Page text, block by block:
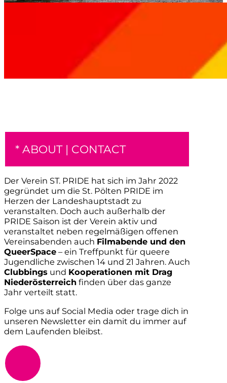
* ABOUT | CONTACT
Der Verein ST. PRIDE hat sich im Jahr 2022
gegründet um die St. Pölten PRIDE im
Herzen der Landeshauptstadt zu
veranstalten. Doch auch außerhalb der
PRIDE Saison ist der Verein aktiv und
veranstaltet neben regelmäßigen offenen
Vereinsabenden auch Filmabende und den
QueerSpace – ein Treffpunkt für queere
Jugendliche zwischen 14 und 21 Jahren. Auch
Clubbings und Kooperationen mit Drag
Niederösterreich finden über das ganze
Jahr verteilt statt.
Folge uns auf Social Media oder trage dich in
unseren Newsletter ein damit du immer auf
dem Laufenden bleibst.